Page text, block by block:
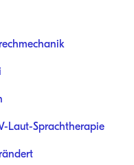
Laut-Sprachtherapie